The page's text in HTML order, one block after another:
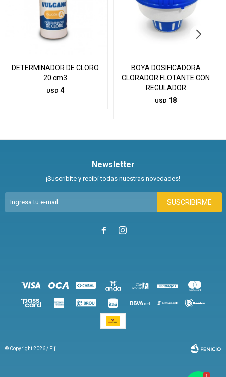
DETERMINADOR DE CLORO
20 cm3
USD 4
BOYA DOSIFICADORA
CLORADOR FLOTANTE CON
REGULADOR
USD 18
Newsletter
¡Suscribite y recibí todas nuestras novedades!
SUSCRIBIRME
 
© Copyright 2026 / Fiji